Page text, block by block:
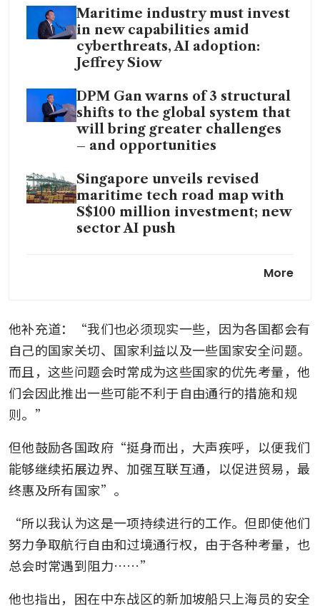
Maritime industry must invest
in new capabilities amid
cyberthreats, AI adoption:
Jeffrey Siow
DPM Gan warns of 3 structural
shifts to the global system that
will bring greater challenges
– and opportunities
Singapore unveils revised
maritime tech road map with
S$100 million investment; new
sector AI push
platform Oceans-X to boostMore
他补充道：“我们也必须现实一些，因为各国都会有
自己的国家关切、国家利益以及一些国家安全问题。
而且，这些问题会时常成为这些国家的优先考量，他
们会因此推出一些可能不利于自由通行的措施和规
则。”
但他鼓励各国政府“挺身而出，大声疾呼，以便我们
能够继续拓展边界、加强互联互通，以促进贸易，最
终惠及所有国家”。
“所以我认为这是一项持续进行的工作。但即使他们
努力争取航行自由和过境通行权，由于各种考量，也
总会时常遇到阻力……”
他也指出，困在中东战区的新加坡船只上海员的安全